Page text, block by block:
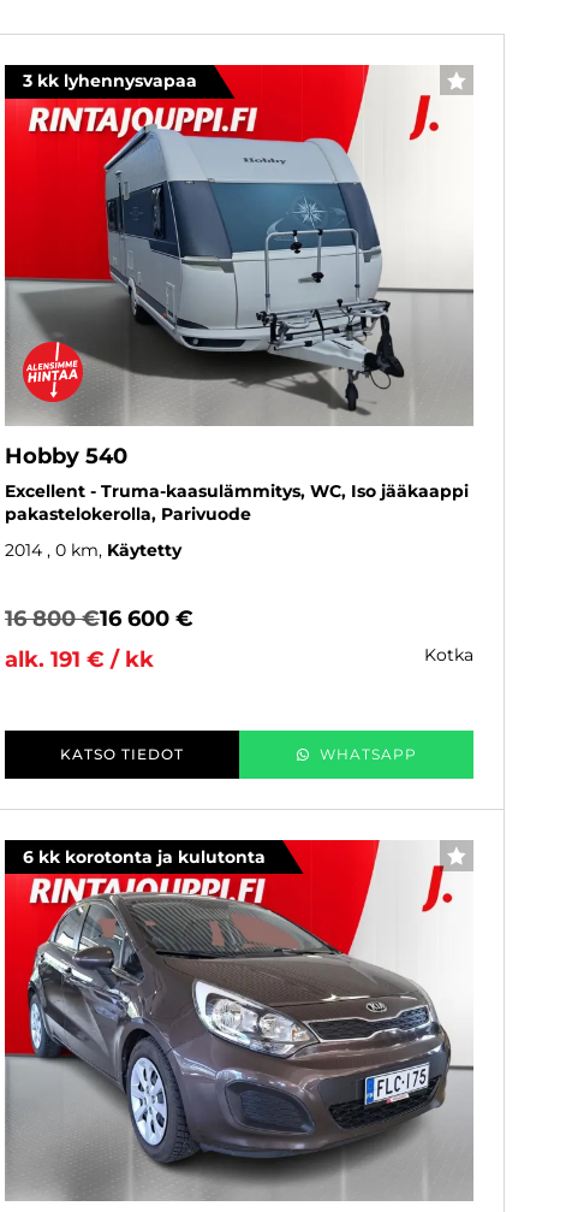
3 kk lyhennysvapaa SUOSIKKI
Hobby 540
Excellent - Truma-kaasulämmitys, WC, Iso jääkaappi
pakastelokerolla, Parivuode
2014 , 0 km Käytetty
16 800 €16 600 €
alk. 191 € / kk
kotka
KATSO TIEDOT WHATSAPP
6 kk korotonta ja kulutonta SUOSIKKI